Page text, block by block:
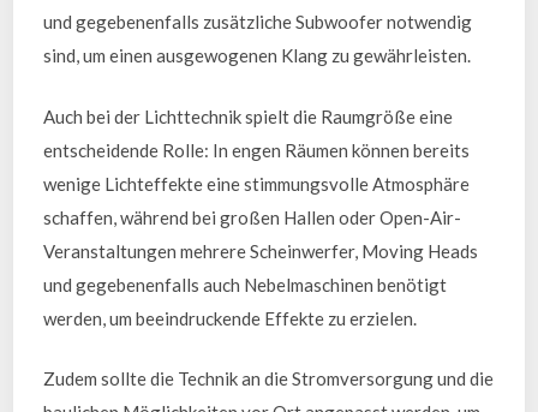
und gegebenenfalls zusätzliche Subwoofer notwendig
sind, um einen ausgewogenen Klang zu gewährleisten.
Auch bei der Lichttechnik spielt die Raumgröße eine
entscheidende Rolle: In engen Räumen können bereits
wenige Lichteffekte eine stimmungsvolle Atmosphäre
schaffen, während bei großen Hallen oder Open-Air-
Veranstaltungen mehrere Scheinwerfer, Moving Heads
und gegebenenfalls auch Nebelmaschinen benötigt
werden, um beeindruckende Effekte zu erzielen.
Zudem sollte die Technik an die Stromversorgung und die